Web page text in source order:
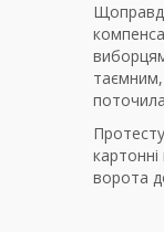
таємним,
ворота